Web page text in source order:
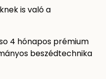
is való a
4 hónapos prémium
beszédtechnika